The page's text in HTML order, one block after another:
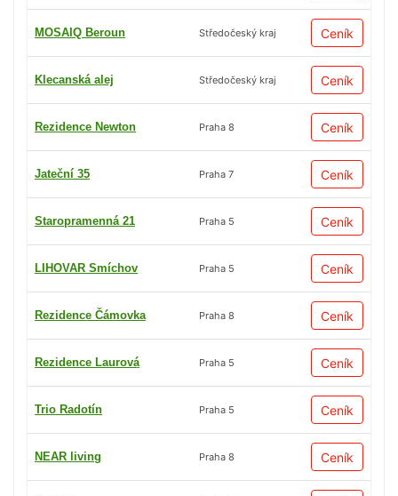
MOSAIQ Beroun Středočeský kraj Ceník
Klecanská alej Středočeský kraj Ceník
Rezidence Newton Praha 8 Ceník
Jateční 35 Praha 7 Ceník
Staropramenná 21 Praha 5 Ceník
LIHOVAR Smíchov Praha 5 Ceník
Rezidence Čámovka Praha 8 Ceník
Rezidence Laurová Praha 5 Ceník
Trio Radotín Praha 5 Ceník
NEAR living Praha 8 Ceník